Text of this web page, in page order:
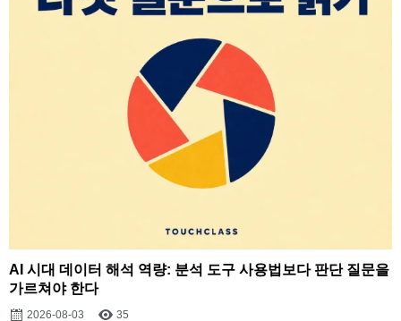
AI 시대 데이터 해석 역량: 분석 도구 사용법보다 판단 질문을
가르쳐야 한다
2026-08-03 35